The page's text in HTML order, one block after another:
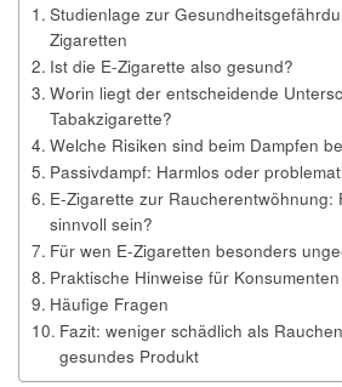
Studienlage zur
Zigaretten
Ist die E-Zigarette also gesund?
Worin liegt der entscheidende
Tabakzigarette?
Welche Risiken sind beim Dampfen
Passivdampf: Harmlos oder
E-Zigarette zur Raucherentwöhnung:
sinnvoll sein?
Für wen E-Zigaretten besonders
Praktische Hinweise für Konsumenten
Häufige Fragen
Fazit: weniger schädlich als
gesundes Produkt